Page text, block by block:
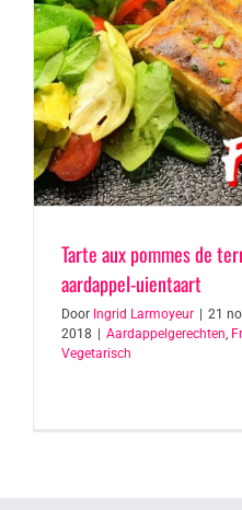
Tarte aux pommes de
aardappel-uientaart
Door Ingrid Larmoyeur
21
2018
Aardappelgerechten,
Vegetarisch